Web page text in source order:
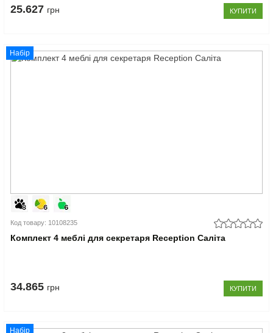
25.627 грн КУПИТИ
Набір
Код товару: 10108235
Комплект 4 меблі для секретаря Reception Саліта
34.865 грн КУПИТИ
Набір